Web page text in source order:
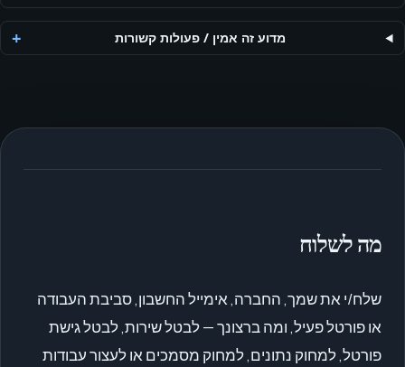
מדוע זה אמין / פעולות קשורות
מה לשלוח
שלח/י את שמך, החברה, אימייל החשבון, סביבת העבודה
או פורטל פעיל, ומה ברצונך — לבטל שירות, לבטל גישת
פורטל, למחוק נתונים, למחוק מסמכים או לעצור עבודות